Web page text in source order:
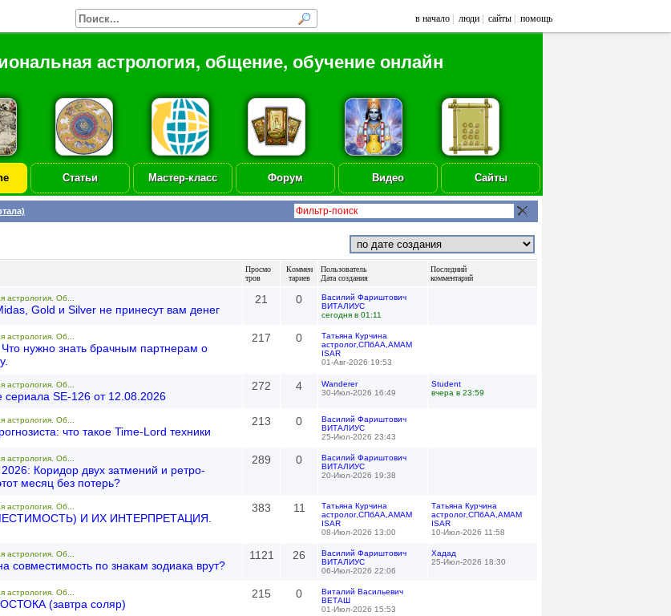
в начало люди сайты помощь
астрология, общение, обучение онлайн
Статьи Мастер-класс Форум Видео Сайты
Просмо
тров
Коммен
тариев
Пользователь
Дата создания
Последний
комментарий
астрология. Об...
Gold и Silver не принесут вам денег
21 0
Василий Фариштович
ВИТАЛИУС
сегодня в 01:11
астрология. Об...
нужно знать брачным партнерам о
217 0
Татьяна Курчина
астролог,СПбАА,АМАМ
ISAR
01-Авг-2026 19:53
астрология. Об...
сериала SE-126 от 12.08.2026
272 4
Wanderer
30-Июл-2026 16:49
Student
вчера в 23:59
астрология. Об...
что такое Time-Lord техники
213 0
Василий Фариштович
ВИТАЛИУС
25-Июл-2026 23:43
астрология. Об...
Коридор двух затмений и ретро-
месяц без потерь?
289 0
Василий Фариштович
ВИТАЛИУС
20-Июл-2026 19:38
астрология. Об...
И ИХ ИНТЕРПРЕТАЦИЯ.
383 11
Татьяна Курчина
астролог,СПбАА,АМАМ
ISAR
08-Июл-2026 13:00
Татьяна Курчина
астролог,СПбАА,АМАМ
ISAR
10-Июл-2026 11:58
астрология. Об...
совместимость по знакам зодиака врут?
1121 26
Василий Фариштович
ВИТАЛИУС
06-Июл-2026 22:06
Хадад
25-Июл-2026 18:30
астрология. Об...
(завтра соляр)
215 0
Виталий Васильевич
ВЕТАШ
01-Июл-2026 15:53